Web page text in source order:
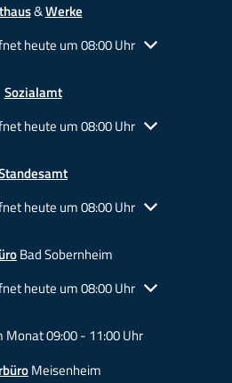
&Werke
Öffnungs- oder Schließzeiten
heute um 08:00 Uhr
Sozialamt
Öffnungs- oder Schließzeiten
heute um 08:00 Uhr
Öffnungs- oder Schließzeiten
heute um 08:00 Uhr
Bad Sobernheim
Öffnungs- oder Schließzeiten
heute um 08:00 Uhr
Monat 09:00 - 11:00 Uhr
Meisenheim